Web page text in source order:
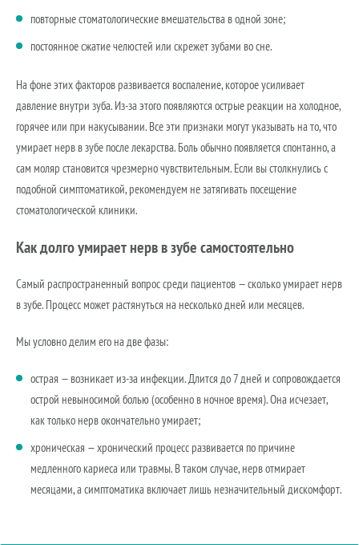
повторные стоматологические вмешательства в одной зоне;
постоянное сжатие челюстей или скрежет зубами во сне.
На фоне этих факторов развивается воспаление, которое усиливает
давление внутри зуба. Из-за этого появляются острые реакции на холодное,
горячее или при накусывании. Все эти признаки могут указывать на то, что
умирает нерв в зубе после лекарства. Боль обычно появляется спонтанно, а
сам моляр становится чрезмерно чувствительным. Если вы столкнулись с
подобной симптоматикой, рекомендуем не затягивать посещение
стоматологической клиники.
Как долго умирает нерв в зубе самостоятельно
Самый распространенный вопрос среди пациентов — сколько умирает нерв
в зубе. Процесс может растянуться на несколько дней или месяцев.
Мы условно делим его на две фазы:
острая — возникает из-за инфекции. Длится до 7 дней и сопровождается
острой невыносимой болью (особенно в ночное время). Она исчезает,
как только нерв окончательно умирает;
хроническая — хронический процесс развивается по причине
медленного кариеса или травмы. В таком случае, нерв отмирает
месяцами, а симптоматика включает лишь незначительный дискомфорт.